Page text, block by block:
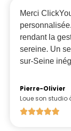
Merci
rendant la
sereine. Un
sur-Seine
Pierre-Olivier
Loue son studio